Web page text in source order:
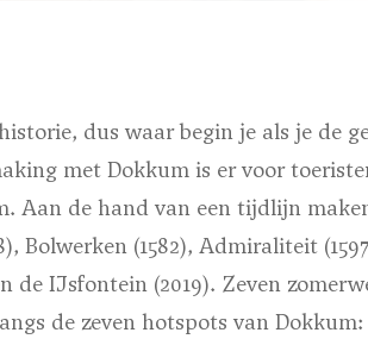
dus waar begin je als je de
met Dokkum is er voor
Aan de hand van een tijdlijn
Bolwerken (1582), Admiraliteit
de IJsfontein (2019). Zeven
de zeven hotspots van